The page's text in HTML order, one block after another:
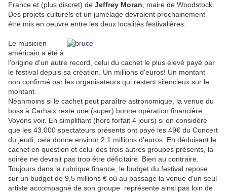
France et (plus discret) de Jeffrey Moran , maire de Woodstock.
Des projets culturels et un jumelage devraient prochainement
être mis en oeuvre entre les deux localités festivalières.
Le musicien
américain a été à
l'origine d'un autre record, celui du cachet le plus élevé payé par
le festival depuis sa création. Un millions d'euros! Un montant
non confirmé par les organisateurs qui restent silencieux sur le
montant.
Néanmoins si le cachet peut paraître astronomique, la venue du
boss à Carhaix reste une (super) bonne opération financière.
Voyons voir. En simplifiant (hors forfait 4 jours) si on considère
que les 43.000 spectateurs présents ont payé les 49€ du Concert
du jeudi, cela donne environ 2,1 millions d'euros. En déduisant le
cachet en question et celui des trois autres groupes présents, la
soirée ne devrait pas trop être déficitaire. Bien au contraire.
Toujours dans la rubrique finance, le budget du festival repose
sur un budget de 9,5 millions € où au passage la venue d'un seul
artiste accompagné de son groupe représente ainsi pas loin de